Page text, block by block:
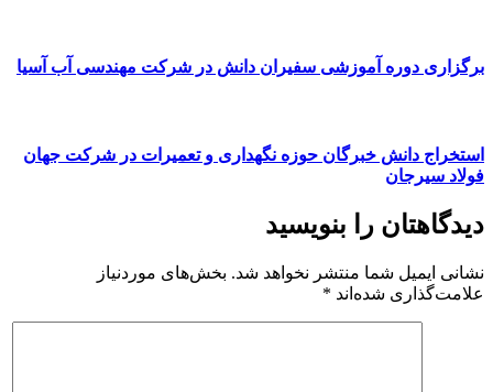
برگزاری دوره آموزشی سفیران دانش در شرکت مهندسی آب آسیا
استخراج دانش خبرگان حوزه نگهداری و تعمیرات در شرکت جهان
فولاد سیرجان
دیدگاهتان را بنویسید
نشانی ایمیل شما منتشر نخواهد شد. بخش‌های موردنیاز
علامت‌گذاری شده‌اند *